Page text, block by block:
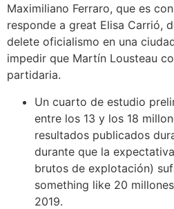
Maximiliano Ferraro, que es
responde a great Elisa Carrió,
delete oficialismo en una
impedir que Martín Lousteau
partidaria.
Un cuarto de estudio
entre los 13 y los 18
resultados publicados
durante que la
brutos de explotación)
something like 20
2019.